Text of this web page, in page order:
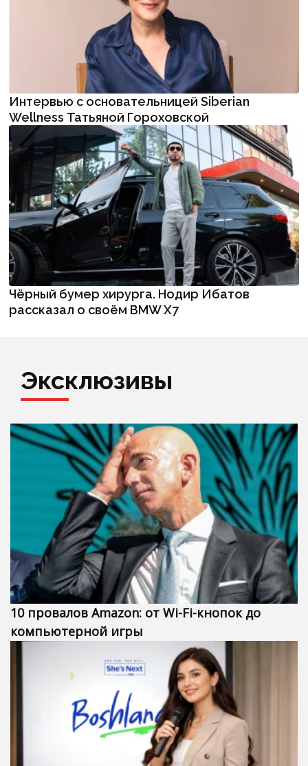
Интервью с основательницей Siberian
Wellness Татьяной Гороховской
Чёрный бумер хирурга. Нодир Ибатов
рассказал о своём BMW X7
Эксклюзивы
10 провалов Amazon: от Wi-Fi-кнопок до
компьютерной игры